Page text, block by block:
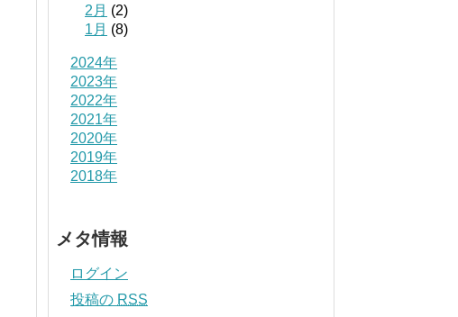
2月 (2)
1月 (8)
2024年
2023年
2022年
2021年
2020年
2019年
2018年
メタ情報
ログイン
投稿の RSS